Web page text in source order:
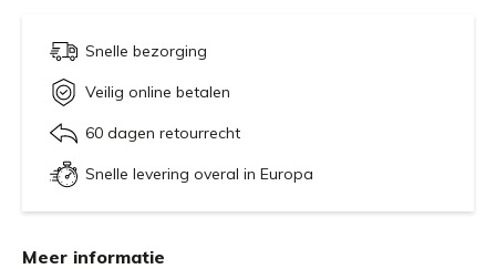
Snelle bezorging
Veilig online betalen
60 dagen retourrecht
Snelle levering overal in Europa
Meer informatie